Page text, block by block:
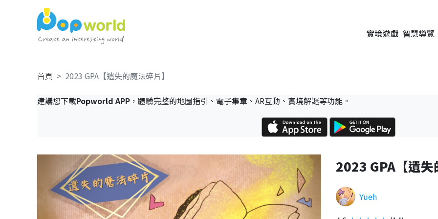
實境遊戲 智慧導覽
首頁 2023 GPA【遺失的魔法碎片】
建議您下載Popworld APP，體驗完整的地圖指引、電子集章、AR互動、實境解謎等功能。
2023 GPA【遺
Yueh